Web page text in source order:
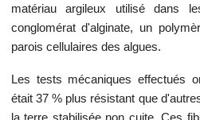
matériau argileux utilisé dans
conglomérat d'alginate, un
parois cellulaires des algues.
Les tests mécaniques effectués
était 37 % plus résistant que
la terre stabilisée non cuite. Ces